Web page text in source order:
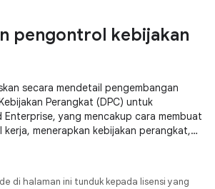
pengontrol kebijakan
secara mendetail pengembangan
Perangkat (DPC) untuk
yang mencakup cara membuat
menerapkan kebijakan perangkat,
di halaman ini tunduk kepada lisensi yang